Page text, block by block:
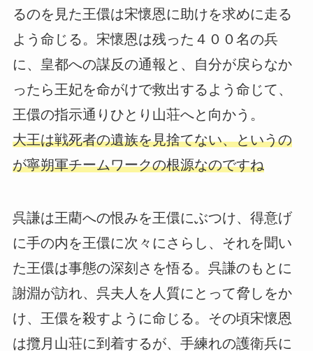
るのを見た王儇は宋懷恩に助けを求めに走る
よう命じる。宋懷恩は残った４００名の兵
に、皇都への謀反の通報と、自分が戻らなか
ったら王妃を命がけで救出するよう命じて、
王儇の指示通りひとり山荘へと向かう。
大王は戦死者の遺族を見捨てない、というの
が寧朔軍チームワークの根源なのですね
呉謙は王藺への恨みを王儇にぶつけ、得意げ
に手の内を王儇に次々にさらし、それを聞い
た王儇は事態の深刻さを悟る。呉謙のもとに
謝淵が訪れ、呉夫人を人質にとって脅しをか
け、王儇を殺すように命じる。その頃宋懷恩
は攬月山荘に到着するが、手練れの護衛兵に